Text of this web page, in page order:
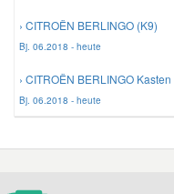
› CITROËN BERLINGO (K9)
Bj. 06.2018 - heute
› CITROËN BERLINGO Kasten
Bj. 06.2018 - heute